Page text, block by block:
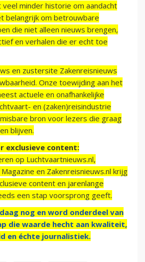
minder historie om aandacht
belangrijk om betrouwbare
die niet alleen nieuws brengen,
en verhalen die er echt toe
en zustersite Zakenreisnieuws
Onze toewijding aan het
actuele en onafhankelijke
en (zaken)reisindustrie
bron voor lezers die graag
blijven.
exclusieve content:
op Luchtvaartnieuws.nl,
en Zakenreisnieuws.nl krijg
content en jarenlange
een stap voorsprong geeft.
nog en word onderdeel van
die waarde hecht aan kwaliteit,
en échte journalistiek.